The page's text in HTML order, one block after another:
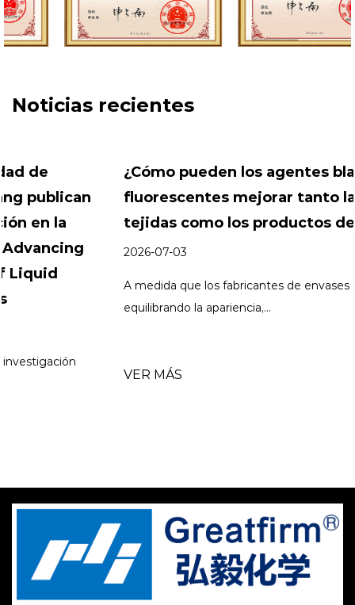
nuestra sinceridad para acompañarlo y crear juntos un
futuro mejor!
Noticias recientes
¿Cómo pueden los agentes blanqueadores
fluorescentes mejorar tanto las bolsas
tejidas como los productos de PET?
2026-07-03
A medida que los fabricantes de envases continúan
equilibrando la apariencia,...